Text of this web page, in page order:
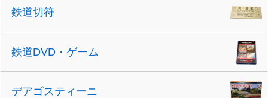
鉄道切符
鉄道DVD・ゲーム
デアゴスティーニ